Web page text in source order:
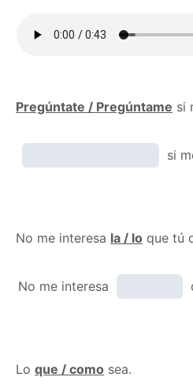
Pregúntate / Pregúntame si
si
No me interesa la / lo que tú
No me interesa
Lo que / como sea.